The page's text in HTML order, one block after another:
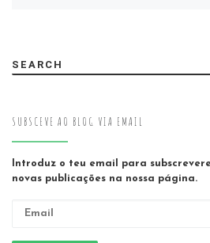
SEARCH
SUBSCEVE AO BLOG VIA EMAIL
Introduz o teu email para
novas publicações na nossa página.